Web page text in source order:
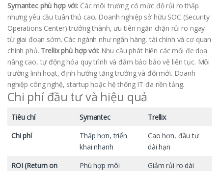
Symantec phù hợp với: Các môi trường có mức độ rủi ro thấp
nhưng yêu cầu tuân thủ cao. Doanh nghiệp sở hữu SOC (Security
Operations Center) trưởng thành, ưu tiên ngăn chặn rủi ro ngay
từ giai đoạn sớm. Các ngành như ngân hàng, tài chính và cơ quan
chính phủ. Trellix phù hợp với:Nhu cầu phát hiện các mối đe dọa
nâng cao, tự động hóa quy trình và đảm bảo bảo vệ liên tục. Môi
trường linh hoạt, định hướng tăng trưởng và đổi mới. Doanh
nghiệp công nghệ, startup hoặc hệ thống IT đa nền tảng.
Chi phí đầu tư và hiệu quả
Tiêu chí Symantec
Trellix
Chi phí
Thấp hơn, triển
khai nhanh
Cao hơn, đầu tư
dài hạn
ROI (Return on
Phù hợp môi
Giảm rủi ro dài